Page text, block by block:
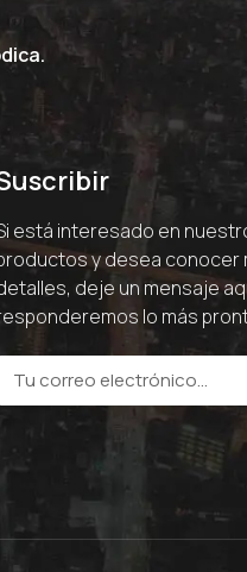
está interesado en
y desea conocer
deje un mensaje
lo más